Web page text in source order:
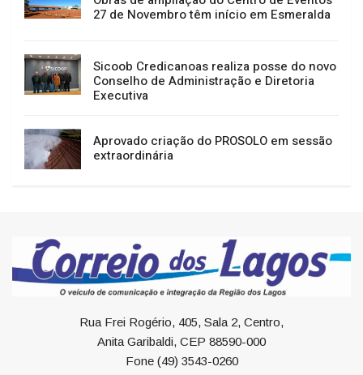
27 de Novembro têm início em Esmeralda
Sicoob Credicanoas realiza posse do novo
Conselho de Administração e Diretoria
Executiva
Aprovado criação do PROSOLO em sessão
extraordinária
Rua Frei Rogério, 405, Sala 2, Centro,
Anita Garibaldi, CEP 88590-000
Fone (49) 3543-0260